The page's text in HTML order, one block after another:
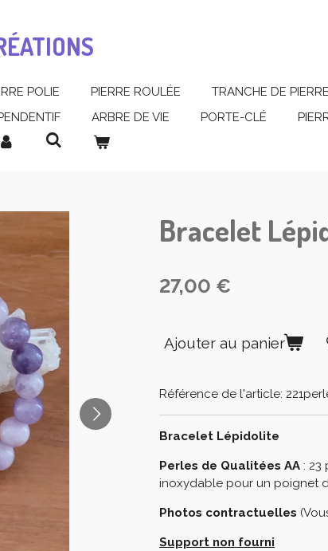
POLIE PIERRE ROULÉE TRANCHE DE PIERRE
ARBRE DE VIE PORTE-CLÉ
Bracelet
27,00 €
Ajouter au panier
Référence de l'article:
Bracelet Lépidolite
Perles de Qualitées AA : 23
inoxydable pour un poignet
Photos contractuelles
Support non fourni